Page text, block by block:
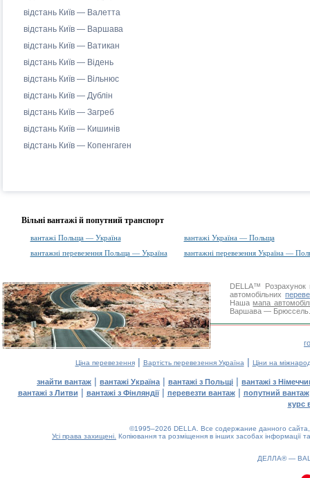
відстань Київ — Валетта
відстань Київ — Варшава
відстань Київ — Ватикан
відстань Київ — Відень
відстань Київ — Вільнюс
відстань Київ — Дублін
відстань Київ — Загреб
відстань Київ — Кишинів
відстань Київ — Копенгаген
Вільні вантажі й попутний транспорт
вантажі Польща — Україна
вантажі Україна — Польща
вантажні перевезення Польща — Україна
вантажні перевезення Україна —
DELLA™
Розрахунок
автомобільних
Нашамапа
Варшава — Брюссель.
Ціна перевезення| Вартість перевезення Україна | Ціни на
знайти вантаж | вантажі Україна | вантажі з Польщі | вантажі з
вантажі з Литви | вантажі з Фінляндії| перевезти вантаж| попутний вантаж
курс
©1995–2026 DELLA. Все содержание данного
Усі права захищені. Копіювання та розміщення в інших засобах інформації
ДЕЛЛА® —